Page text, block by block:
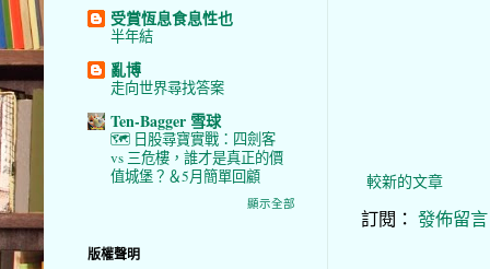
較新的文章
訂閱： 發佈留
受賞恆息食息性也
半年結
亂博
走向世界尋找答案
Ten-Bagger 雪球
🗺️ 日股尋寶實戰：四劍客
vs 三危樓，誰才是真正的價
值城堡？＆5月簡單回顧
顯示全部
版權聲明